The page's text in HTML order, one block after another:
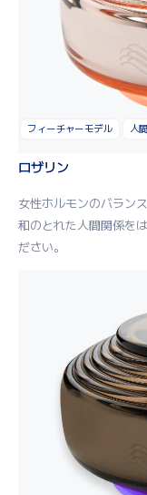
フィーチャーモデル 人
ロザリン
女性ホルモンのバラン
和のとれた人間関係を
ださい。